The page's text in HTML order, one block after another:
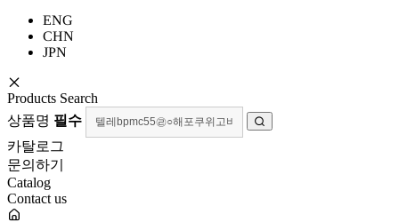
ENG
CHN
JPN
Products Search
상품명 필수
카탈로그
문의하기
Catalog
Contact us